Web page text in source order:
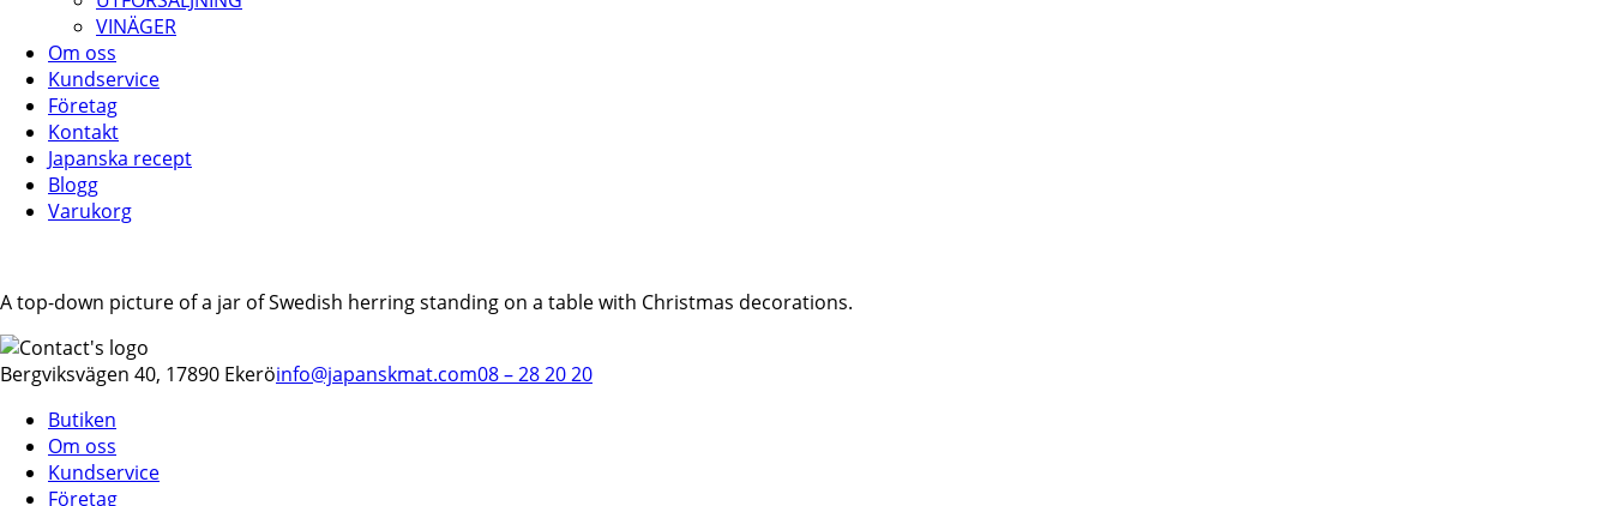
VINÄGER
Om oss
Kundservice
Företag
Kontakt
Japanska recept
Blogg
Varukorg
A top-down​ picture of a jar of Swedish herring standing on a table with Christmas decorations.
Bergviksvägen 40, 17890 Ekeröinfo@japanskmat.com08 – 28 20 20
Butiken
Om oss
Kundservice
Företag